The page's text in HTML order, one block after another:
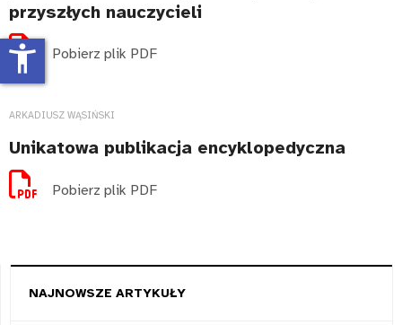
przyszłych nauczycieli
Pobierz plik PDF
ARKADIUSZ WĄSIŃSKI
Unikatowa publikacja encyklopedyczna
Pobierz plik PDF
NAJNOWSZE ARTYKUŁY
accessibility_new